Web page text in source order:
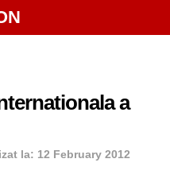
a
la: 12 February 2012